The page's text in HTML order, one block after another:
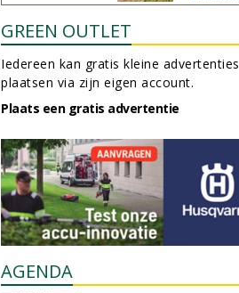
GREEN OUTLET
Iedereen kan gratis kleine advertenties
plaatsen via zijn eigen account.
Plaats een gratis advertentie
AGENDA